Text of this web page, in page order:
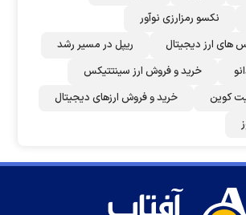
نکسو رمزارزی نوآور
های ارز دیجیتال
ریپل در مسیر رشد
خرید و فروش ارز سینتتیکس
کوین
خرید و فروش ارزهای دیجیتال